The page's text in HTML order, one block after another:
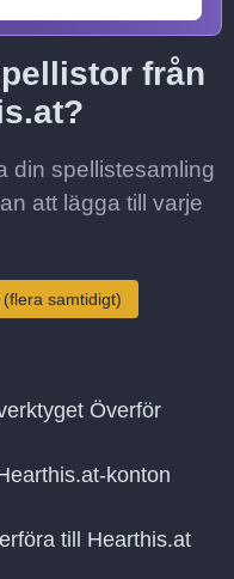
från
din spellistesamling
att lägga till varje
samtidigt)
Överför
konton
till Hearthis.at